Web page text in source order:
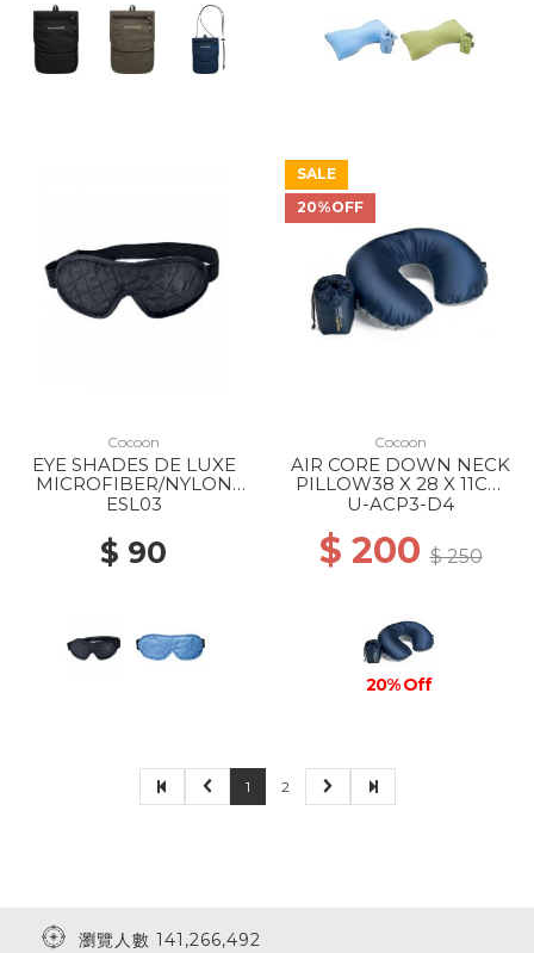
Cocoon
EYE SHADES DE LUXE
MICROFIBER/NYLON
BLACK/ GREY
ESL03
$ 90
SALE
20%OFF
Cocoon
AIR CORE DOWN NECK
PILLOW38 X 28 X 11CM
NYLON/MICROFIBER
U-ACP3-D4
$ 200$ 250
20% Off
1 2
瀏覽人數 141,266,492